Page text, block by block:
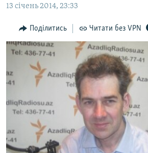
до
навігації
Перейти
пошуку
ПОЛІТИКА
БЛОГИ
ПОГЛЯД
ІНТЕРВ'Ю
ВСЕ ЗА ДЕНЬ
СПЕЦПРОЕКТИ
ДЕПОРТАЦІЯ
ВІДЕОУРОКИ «ELIFBE»
ЯК ОБІЙТИ БЛОКУВАННЯ
Русский
13 січень 2014, 23:33
Поділитись Читати без VPN